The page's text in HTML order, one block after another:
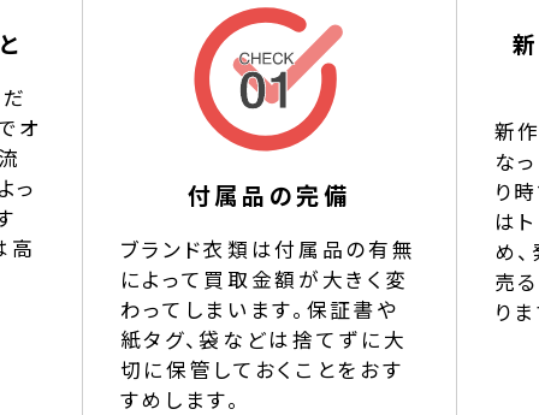
オ
っ
高
付属品の完備
ブランド衣類は付属品の有無
によって買取金額が大きく変
わってしまいます。保証書や
紙タグ、袋などは捨てずに大
切に保管しておくことをおす
すめします。
新
な
り
は
め
売
り